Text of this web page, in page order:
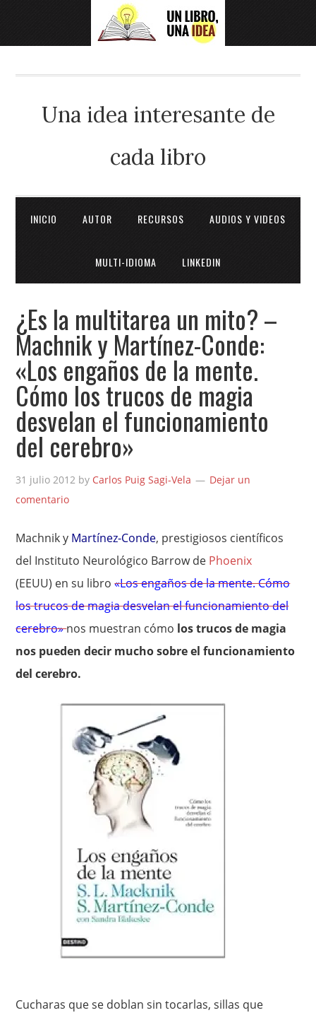
Una idea interesante de
cada libro
INICIO AUTOR RECURSOS AUDIOS Y VIDEOS
MULTI-IDIOMA LINKEDIN
¿Es la multitarea un mito? –
Machnik y Martínez-Conde:
«Los engaños de la mente.
Cómo los trucos de magia
desvelan el funcionamiento
del cerebro»
31 julio 2012 by Carlos Puig Sagi-Vela
Dejar un
comentario
Machnik y Martínez-Conde, prestigiosos científicos
del Instituto Neurológico Barrow de Phoenix
(EEUU) en su libro«Los engaños de la mente. Cómo
los trucos de magia desvelan el funcionamiento del
cerebro»nos muestran cómo los trucos de magia
nos pueden decir mucho sobre el funcionamiento
del cerebro.
Cucharas que se doblan sin tocarlas, sillas que